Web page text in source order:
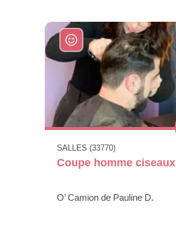
SALLES (33770)
Coupe homme ciseaux
O’ Camion de Pauline D.